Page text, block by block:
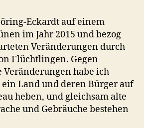
Eckardt auf einem
im Jahr 2015 und bezog
Veränderungen durch
Flüchtlingen. Gegen
Veränderungen habe ich
Land und deren Bürger auf
heben, und gleichsam alte
und Gebräuche bestehen